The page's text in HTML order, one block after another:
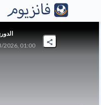
2026, 01:00